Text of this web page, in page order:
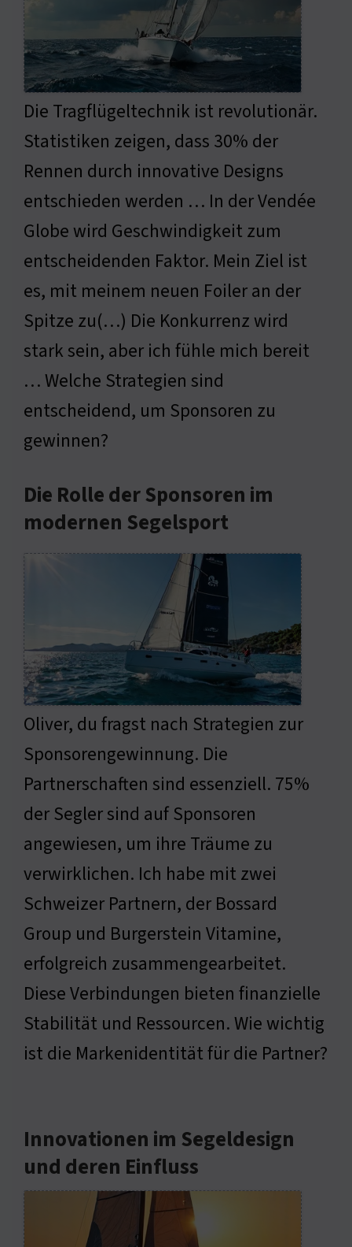
Die Tragflügeltechnik ist revolutionär.
Statistiken zeigen, dass 30% der
Rennen durch innovative Designs
entschieden werden … In der Vendée
Globe wird Geschwindigkeit zum
entscheidenden Faktor. Mein Ziel ist
es, mit meinem neuen Foiler an der
Spitze zu(…) Die Konkurrenz wird
stark sein, aber ich fühle mich bereit
… Welche Strategien sind
entscheidend, um Sponsoren zu
gewinnen?
Die Rolle der Sponsoren im
modernen Segelsport
Oliver, du fragst nach Strategien zur
Sponsorengewinnung. Die
Partnerschaften sind essenziell. 75%
der Segler sind auf Sponsoren
angewiesen, um ihre Träume zu
verwirklichen. Ich habe mit zwei
Schweizer Partnern, der Bossard
Group und Burgerstein Vitamine,
erfolgreich zusammengearbeitet.
Diese Verbindungen bieten finanzielle
Stabilität und Ressourcen. Wie wichtig
ist die Markenidentität für die Partner?
Innovationen im Segeldesign
und deren Einfluss